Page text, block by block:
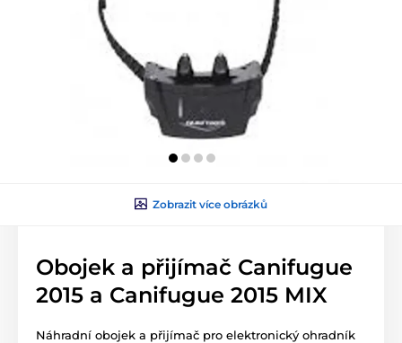
Zobrazit více obrázků
Obojek a přijímač Canifugue
2015 a Canifugue 2015 MIX
Náhradní obojek a přijímač pro elektronický ohradník